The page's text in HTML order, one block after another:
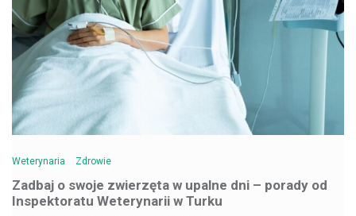
Weterynaria Zdrowie
Zadbaj o swoje zwierzęta w upalne dni – porady od
Inspektoratu Weterynarii w Turku